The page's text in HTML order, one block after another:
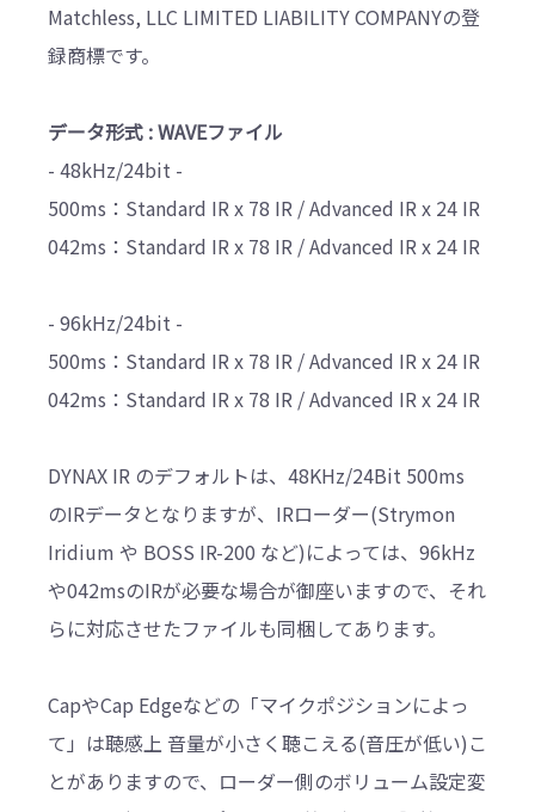
Matchless, LLC LIMITED LIABILITY COMPANYの登
録商標です。
データ形式 : WAVEファイル
- 48kHz/24bit -
500ms：Standard IR x 78 IR / Advanced IR x 24 IR
042ms：Standard IR x 78 IR / Advanced IR x 24 IR
- 96kHz/24bit -
500ms：Standard IR x 78 IR / Advanced IR x 24 IR
042ms：Standard IR x 78 IR / Advanced IR x 24 IR
DYNAX IR のデフォルトは、48KHz/24Bit 500ms
のIRデータとなりますが、IRローダー(Strymon
Iridium や BOSS IR-200 など)によっては、96kHz
や042msのIRが必要な場合が御座いますので、それ
らに対応させたファイルも同梱してあります。
CapやCap Edgeなどの「マイクポジションによっ
て」は聴感上 音量が小さく聴こえる(音圧が低い)こ
とがありますので、ローダー側のボリューム設定変